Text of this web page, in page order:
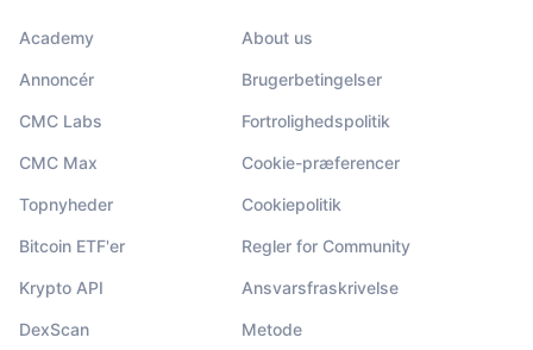
Academy
Annoncér
CMC Labs
CMC Max
Topnyheder
Bitcoin ETF'er
Krypto API
DexScan
About us
Brugerbetingelser
Fortrolighedspolitik
Cookie-præferencer
Cookiepolitik
Regler for Community
Ansvarsfraskrivelse
Metode